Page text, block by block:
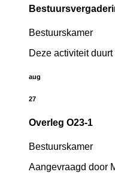
Bestuurskamer
Deze activiteit
aug
27
Overleg O23-1
Bestuurskamer
Aangevraagd door